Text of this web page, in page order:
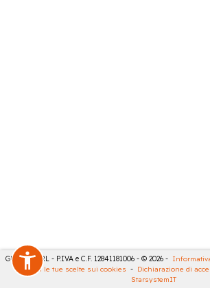
GECO 14 SRL - P.IVA e C.F. 12841181006 - © 2026 -
Rivedi le tue scelte sui cookies - Dichiarazione di
StarsystemIT